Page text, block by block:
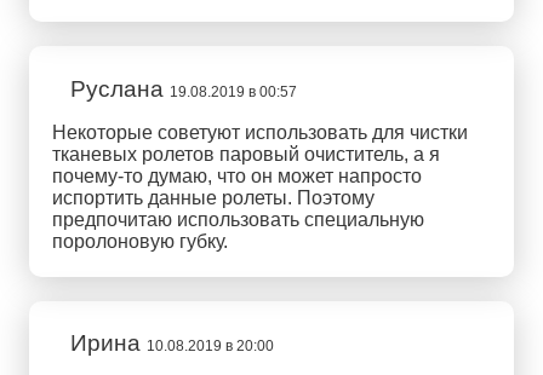
Руслана 19.08.2019 в 00:57
Некоторые советуют использовать для чистки
тканевых ролетов паровый очиститель, а я
почему-то думаю, что он может напросто
испортить данные ролеты. Поэтому
предпочитаю использовать специальную
поролоновую губку.
Ирина 10.08.2019 в 20:00